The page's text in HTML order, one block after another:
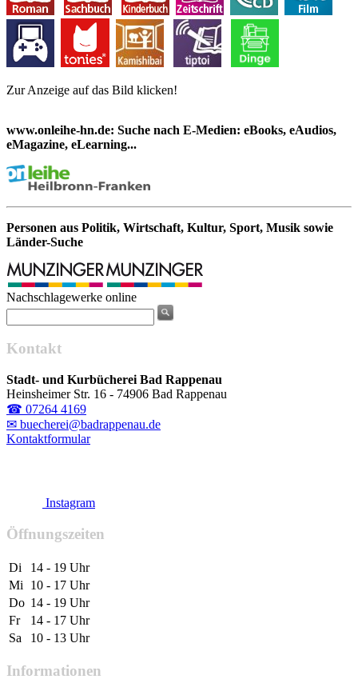
Zur Anzeige auf das Bild klicken!
www.onleihe-hn.de: Suche nach E-Medien: eBooks, eAudios,
eMagazine, eLearning...
Personen aus Politik, Wirtschaft, Kultur, Sport, Musik sowie
Länder-Suche
Nachschlagewerke online
Kontakt
Stadt- und Kurbücherei Bad Rappenau
Heinsheimer Str. 16 - 74906 Bad Rappenau
☎ 07264 4169
✉ buecherei@badrappenau.de
Kontaktformular
Instagram
Öffnungszeiten
Di
14 - 19 Uhr
Mi
10 - 17 Uhr
Do 14 - 19 Uhr
Fr
14 - 17 Uhr
Sa
10 - 13 Uhr
Informationen